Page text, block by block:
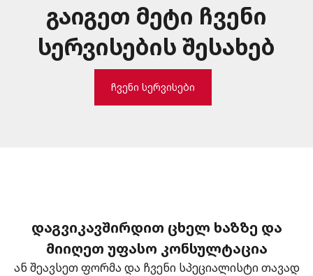
გაიგეთ მეტი ჩვენი
სერვისების შესახებ
ჩვენი სერვისები
დაგვიკავშირდით ცხელ ხაზზე და
მიიღეთ უფასო კონსულტაცია
ან შეავსეთ ფორმა და ჩვენი სპეციალისტი თავად